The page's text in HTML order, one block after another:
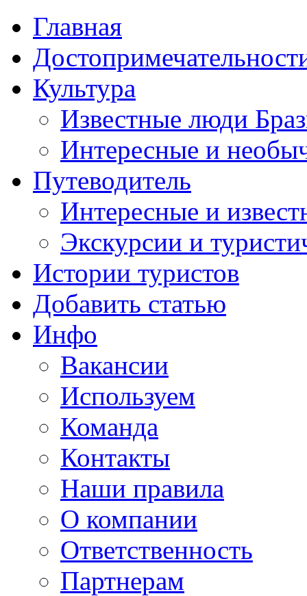
Главная
Культура
Известные люди
Интересные и
Путеводитель
Интересные и
Экскурсии и
Истории туристов
Добавить статью
Инфо
Вакансии
Используем
Команда
Контакты
Наши правила
О компании
Ответственность
Партнерам